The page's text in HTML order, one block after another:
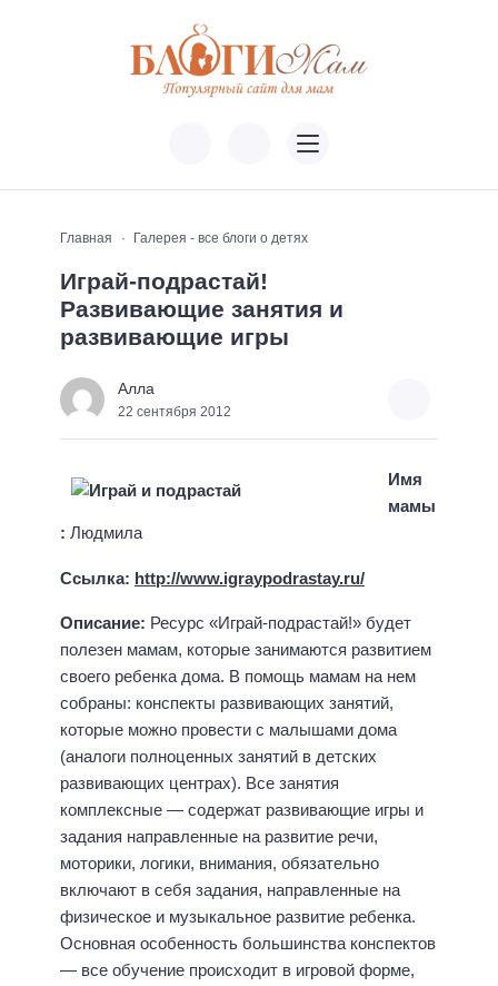
Главная Галерея - все блоги о детях
Играй-подрастай!
Развивающие занятия и
развивающие игры
Алла
22 сентября 2012
Имя
мамы
: Людмила
Ссылка: http://www.igraypodrastay.ru/
Описание: Ресурс «Играй-подрастай!» будет
полезен мамам, которые занимаются развитием
своего ребенка дома. В помощь мамам на нем
собраны: конспекты развивающих занятий,
которые можно провести с малышами дома
(аналоги полноценных занятий в детских
развивающих центрах). Все занятия
комплексные — содержат развивающие игры и
задания направленные на развитие речи,
моторики, логики, внимания, обязательно
включают в себя задания, направленные на
физическое и музыкальное развитие ребенка.
Основная особенность большинства конспектов
— все обучение происходит в игровой форме,